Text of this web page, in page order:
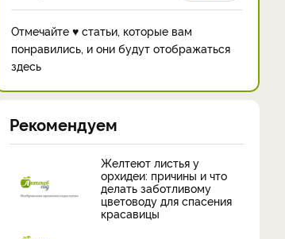
Отмечайте ♥ статьи, которые вам
понравились, и они будут отображаться
здесь
Рекомендуем
Желтеют листья у
орхидеи: причины и что
делать заботливому
цветоводу для спасения
красавицы